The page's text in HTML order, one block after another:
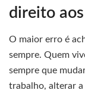
direito
O maior erro é
sempre. Quem
sempre que
trabalho, alterar